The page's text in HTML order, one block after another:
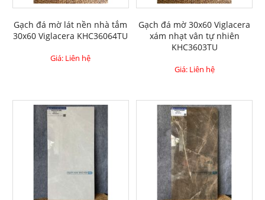
Gạch đá mờ lát nền nhà tắm
30x60 Viglacera KHC36064TU
Giá: Liên hệ
Gạch đá mờ 30x60 Viglacera
xám nhạt vân tự nhiên
KHC3603TU
Giá: Liên hệ